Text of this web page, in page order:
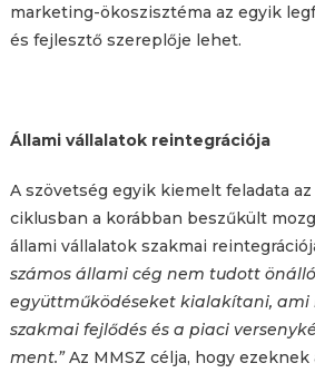
marketing-ökoszisztéma az egyik
és fejlesztő szereplője lehet.
Állami vállalatok reintegrációja
A szövetség egyik kiemelt feladata
ciklusban a korábban beszűkült
állami vállalatok szakmai
számos állami cég nem tudott
együttműködéseket kialakítani, ami
szakmai fejlődés és a piaci
ment.”Az MMSZ célja, hogy